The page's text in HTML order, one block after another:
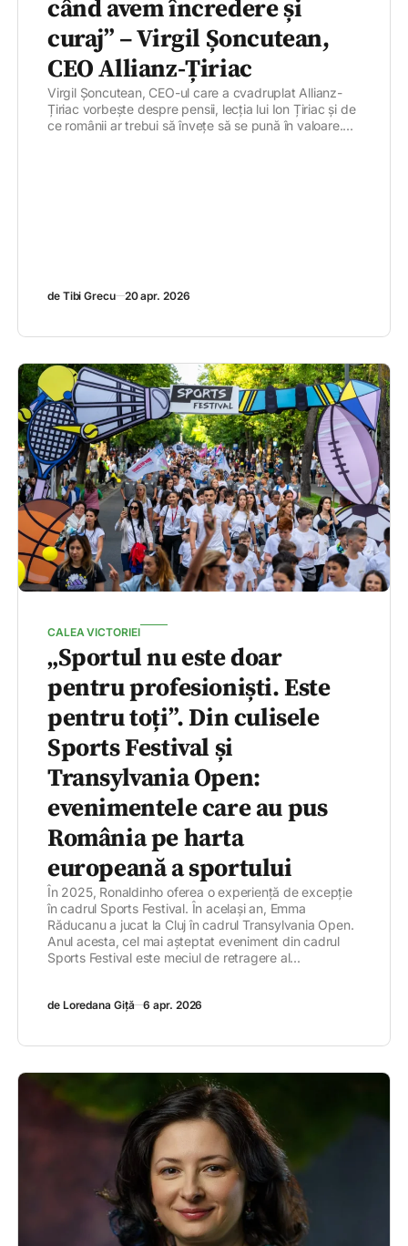
când avem încredere și
curaj” – Virgil Șoncutean,
CEO Allianz-Țiriac
Virgil Șoncutean, CEO-ul care a cvadruplat Allianz-
Țiriac vorbește despre pensii, lecția lui Ion Țiriac și de
ce românii ar trebui să învețe să se pună în valoare....
de Tibi Grecu 20 apr. 2026
CALEA VICTORIEI
„Sportul nu este doar
pentru profesioniști. Este
pentru toți”. Din culisele
Sports Festival și
Transylvania Open:
evenimentele care au pus
România pe harta
europeană a sportului
În 2025, Ronaldinho oferea o experiență de excepție
în cadrul Sports Festival. În același an, Emma
Răducanu a jucat la Cluj în cadrul Transylvania Open.
Anul acesta, cel mai așteptat eveniment din cadrul
Sports Festival este meciul de retragere al...
de Loredana Giță 6 apr. 2026